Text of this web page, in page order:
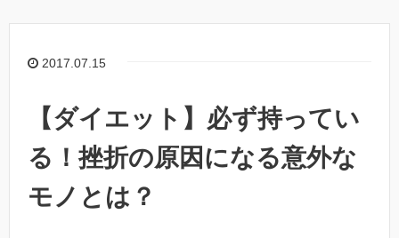
2017.07.15
【ダイエット】必ず持ってい
る！挫折の原因になる意外な
モノとは？